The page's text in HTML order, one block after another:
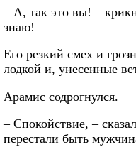
– А, так это вы! –
знаю!
Его резкий смех и
лодкой и, унесенные
Арамис содрогнулся.
– Спокойствие, –
перестали быть